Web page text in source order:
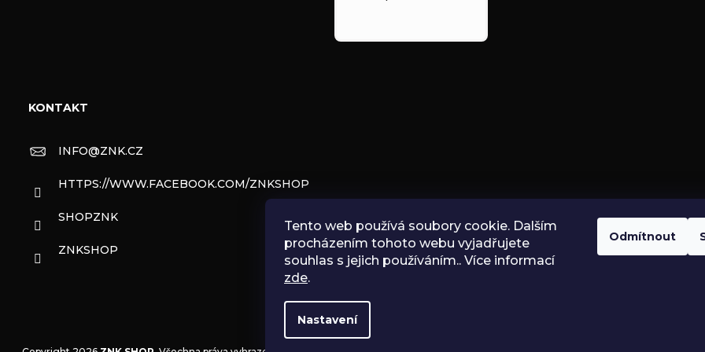
Tento web používá soubory cookie. Dalším
procházením tohoto webu vyjadřujete
souhlas s jejich používáním.. Více informací
zde.
Nastavení
Odmítnout
KONTAKT
INFO@ZNK.CZ
HTTPS://WWW.FACEBOOK.COM/ZNKSHOP
SHOPZNK
ZNKSHOP